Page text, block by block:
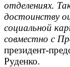
отделениях.
достоинству
социальной
совместно с
президент-
Руденко.